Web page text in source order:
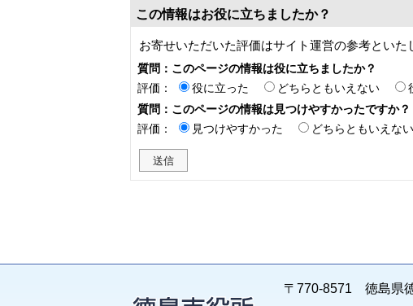
この情報はお役に立ちましたか？
お寄せいただいた評価はサイト運営の参考といた
質問：このページの情報は役に立ちましたか？
評価：
役に立った どちらともいえない
質問：このページの情報は見つけやすかったですか？
評価：
見つけやすかった どちらともいえない
〒770-8571 徳島県